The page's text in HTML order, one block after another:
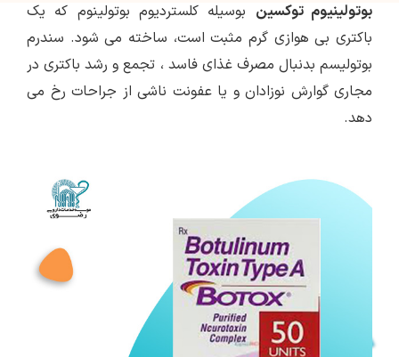
بوتولینیوم توکسین بوسیله کلستردیوم بوتولینوم که یک
باکتری بی هوازی گرم مثبت است، ساخته می شود. سندرم
بوتولیسم بدنبال مصرف غذای فاسد ، تجمع و رشد باکتری در
مجاری گوارش نوزادان و یا عفونت ناشی از جراحات رخ می
دهد.